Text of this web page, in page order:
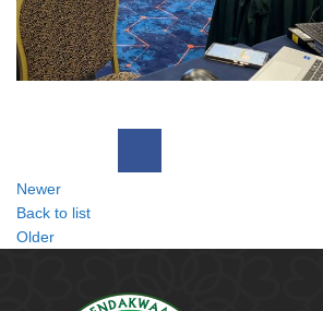
Newer
Back to list
Older